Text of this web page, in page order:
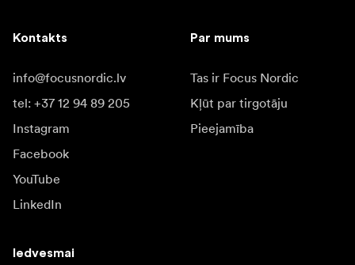
Kontakts
info@focusnordic.lv
tel: +37 12 94 89 205
Instagram
Facebook
YouTube
LinkedIn
Par mums
Tas ir Focus Nordic
Kļūt par tirgotāju
Pieejamība
Iedvesmai